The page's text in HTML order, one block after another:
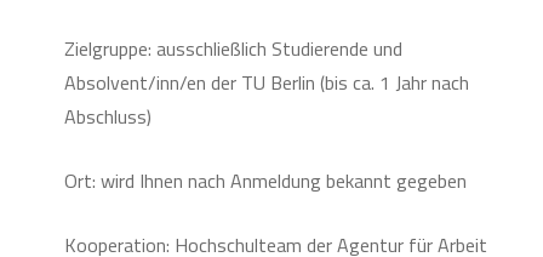
Zielgruppe: ausschließlich Studierende und
Absolvent/inn/en der TU Berlin (bis ca. 1 Jahr nach
Abschluss)
Ort: wird Ihnen nach Anmeldung bekannt gegeben
Kooperation: Hochschulteam der Agentur für Arbeit